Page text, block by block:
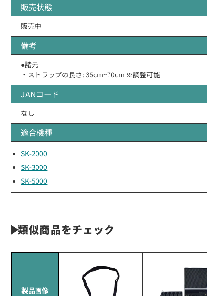
販売状態
販売中
備考
●諸元
・ストラップの長さ: 35cm~70cm ※調整可能
JANコード
なし
適合機種
SK-2000
SK-3000
SK-5000
類似商品をチェック
製品画像